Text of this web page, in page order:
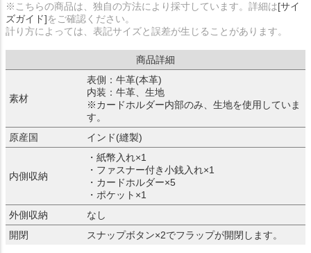
※こちらの商品は、独自の方法により採寸しています。詳細は[サイ
ズガイド]をご確認ください。
計り方によっては、表記サイズと誤差が生じることがあります。
商品詳細
素材
表側：牛革(本革)
内装：牛革、生地
※カードホルダー内部のみ、生地を使用していま
す。
原産国
インド(縫製)
内側収納
・紙幣入れ×1
・ファスナー付き小銭入れ×1
・カードホルダー×5
・ポケット×1
外側収納
なし
開閉
スナップボタン×2でフラップが開閉します。